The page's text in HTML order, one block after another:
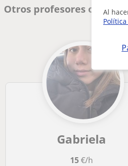
Al
Otros profesores online
Gabriela
15€/h